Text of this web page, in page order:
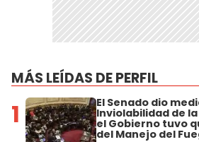
MÁS LEÍDAS DE PERFIL
1 El Senado dio
Inviolabilidad de
el Gobierno tuvo
del Manejo del